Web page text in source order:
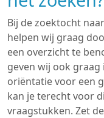
Bij de zoektocht
helpen wij graag
een overzicht te
geven wij ook
oriëntatie voor een
kan je terecht voor
vraagstukken. Zet